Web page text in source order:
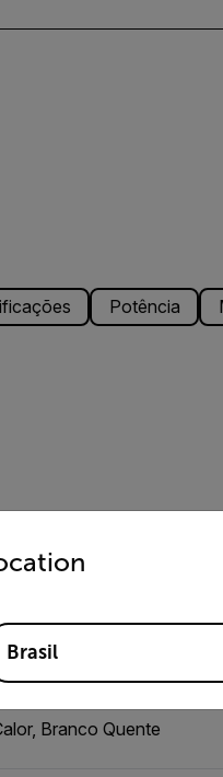
Potência
-20 °C a 650 °C (-4 °F a
Branco Quente
below to access the
Brasil